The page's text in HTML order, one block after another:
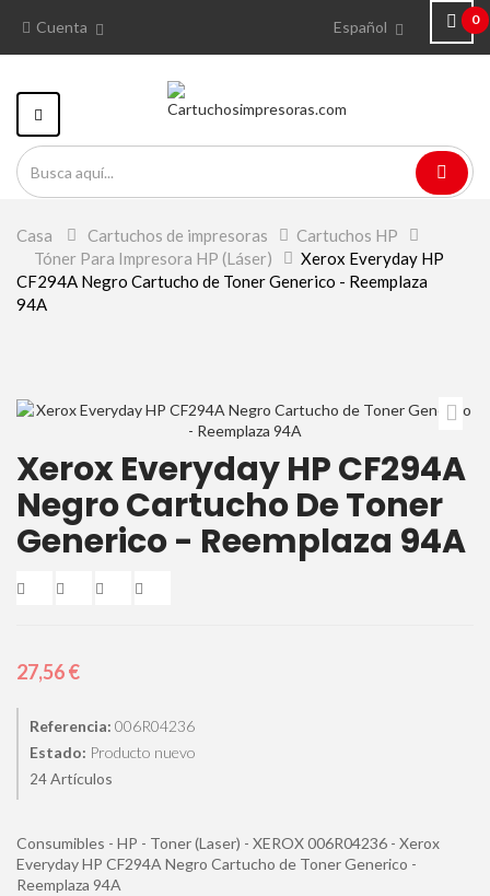
0
Español
Cuenta
Navegación
Toggle
Casa > Cartuchos de impresoras > Cartuchos HP
Tóner Para Impresora HP (Láser) > Xerox Everyday HP
CF294A Negro Cartucho de Toner Generico - Reemplaza
94A
Xerox Everyday HP CF294A
Negro Cartucho De Toner
Generico - Reemplaza 94A
27,56 €
Referencia: 006R04236
Estado: Producto nuevo
24Artículos
Consumibles - HP - Toner (Laser) - XEROX 006R04236 - Xerox
Everyday HP CF294A Negro Cartucho de Toner Generico -
Reemplaza 94A